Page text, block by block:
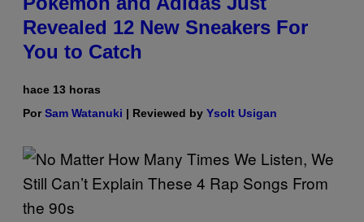
Revealed 12 New Sneakers For
You to Catch
hace 13 horas
PorSam Watanuki | Reviewed by Ysolt Usigan